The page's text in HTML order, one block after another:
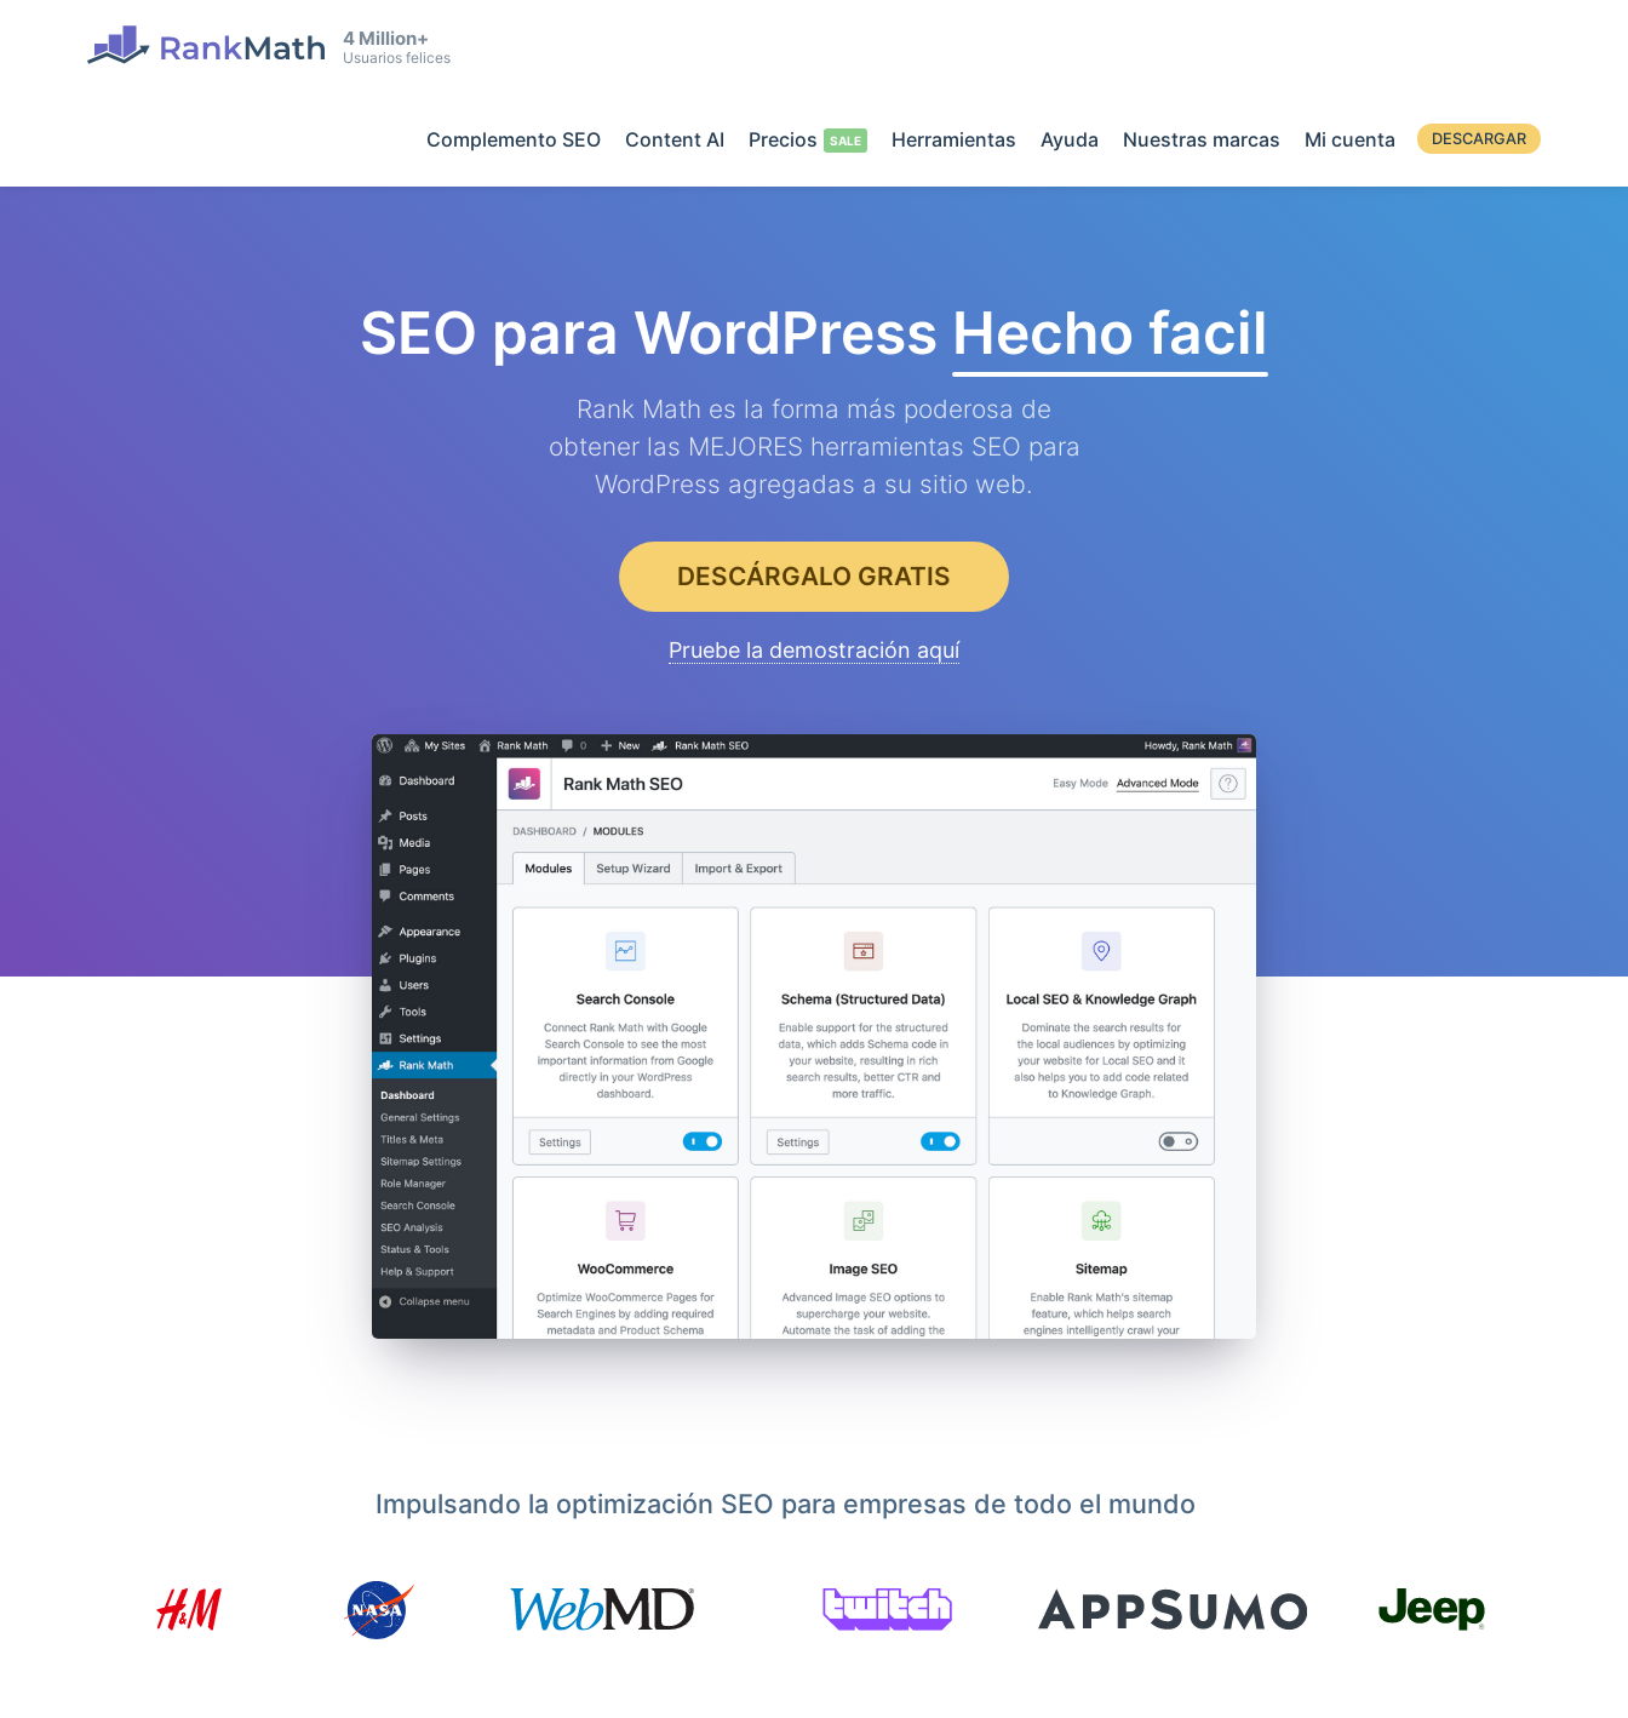
4 Million+
Usuarios felices
Complemento SEO Content AI Precios Herramientas Ayuda Nuestras marcas Mi cuenta DESCARGAR
SEO para WordPress Hecho facil
Rank Math es la forma más poderosa de
obtener las MEJORES herramientas SEO para
WordPress agregadas a su sitio web.
DESCÁRGALO GRATIS
Pruebe la demostración aquí
Impulsando la optimización SEO para empresas de todo el mundo